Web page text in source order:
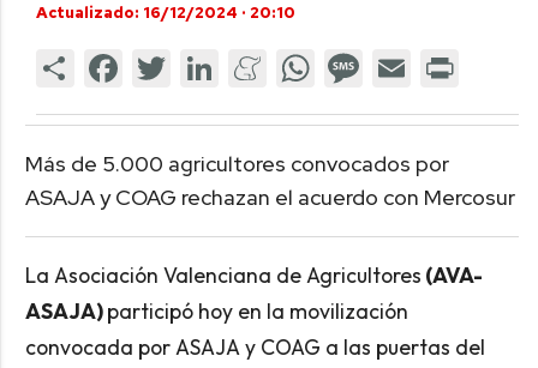
Actualizado: 16/12/2024 · 20:10
Más de 5.000 agricultores convocados por
ASAJA y COAG rechazan el acuerdo con Mercosur
La Asociación Valenciana de Agricultores (AVA-
ASAJA)participó hoy en la movilización
convocada por ASAJA y COAG a las puertas del